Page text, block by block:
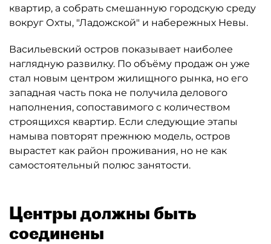
квартир, а собрать смешанную городскую среду
вокруг Охты, "Ладожской" и набережных Невы.
Васильевский остров показывает наиболее
наглядную развилку. По объёму продаж он уже
стал новым центром жилищного рынка, но его
западная часть пока не получила делового
наполнения, сопоставимого с количеством
строящихся квартир. Если следующие этапы
намыва повторят прежнюю модель, остров
вырастет как район проживания, но не как
самостоятельный полюс занятости.
Центры должны быть
соединены